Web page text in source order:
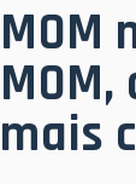
MOM
mais